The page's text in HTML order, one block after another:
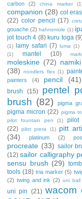
carbon (2) china marker
companion (28) col
(22) color pencil (17)
gouache (2) hahnemüle (1)
jot touch 4 (8) kuru toga
(1)
lamy safari (7) luma (1)
(1)
mantel (10)
moleskine (72)
(38)
noodlers flex (1)
painters (4) pencil (41)
brush
(15)
pentel
brush (82) pigma
pigma micron (22) pigma
pilot fountain pen
(1)
pilot
(22) pilot prera (1)
pitt
(34)
platinum (2)
procreate (33) sailor
(12) sailor calligraphy
sensu brush (29)
tools (18) tria marker (5)
(2) twing and ink (2) uni ball
uni pin (21) wacom